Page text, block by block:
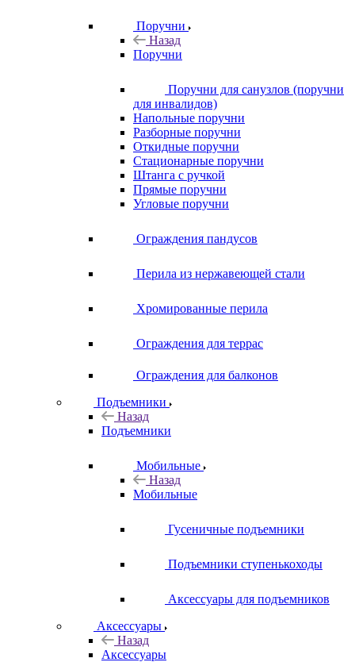
Поручни
Назад
Поручни
Поручни для санузлов (поручни
для инвалидов)
Напольные поручни
Разборные поручни
Откидные поручни
Стационарные поручни
Штанга с ручкой
Прямые поручни
Угловые поручни
Ограждения пандусов
Перила из нержавеющей стали
Хромированные перила
Ограждения для террас
Ограждения для балконов
Подъемники
Назад
Подъемники
Мобильные
Назад
Мобильные
Гусеничные подъемники
Подъемники ступенькоходы
Аксессуары для подъемников
Аксессуары
Назад
Аксессуары